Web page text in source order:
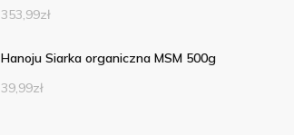
353,99zł
Hanoju Siarka organiczna MSM 500g
39,99zł